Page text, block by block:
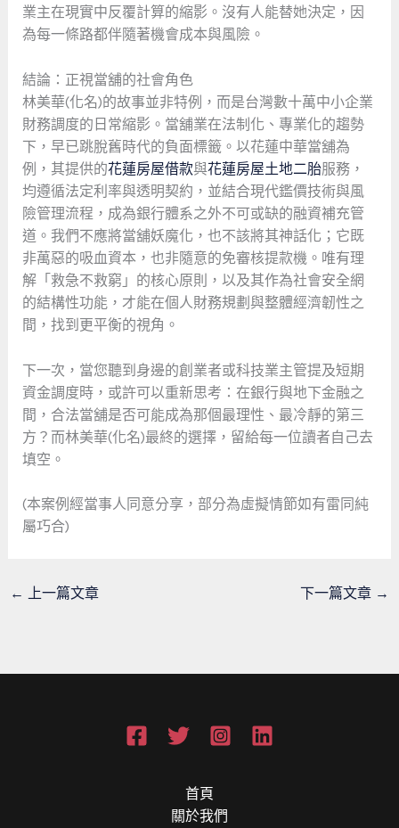
業主在現實中反覆計算的縮影。沒有人能替她決定，因
為每一條路都伴隨著機會成本與風險。
結論：正視當舖的社會角色
林美華(化名)的故事並非特例，而是台灣數十萬中小企業
財務調度的日常縮影。當舖業在法制化、專業化的趨勢
下，早已跳脫舊時代的負面標籤。以花蓮中華當舖為
例，其提供的花蓮房屋借款與花蓮房屋土地二胎服務，
均遵循法定利率與透明契約，並結合現代鑑價技術與風
險管理流程，成為銀行體系之外不可或缺的融資補充管
道。我們不應將當舖妖魔化，也不該將其神話化；它既
非萬惡的吸血資本，也非隨意的免審核提款機。唯有理
解「救急不救窮」的核心原則，以及其作為社會安全網
的結構性功能，才能在個人財務規劃與整體經濟韌性之
間，找到更平衡的視角。
下一次，當您聽到身邊的創業者或科技業主管提及短期
資金調度時，或許可以重新思考：在銀行與地下金融之
間，合法當舖是否可能成為那個最理性、最冷靜的第三
方？而林美華(化名)最終的選擇，留給每一位讀者自己去
填空。
(本案例經當事人同意分享，部分為虛擬情節如有雷同純
屬巧合)
← 上一篇文章 下一篇文章 →
首頁
關於我們